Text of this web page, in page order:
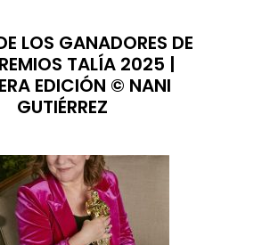
LOS GANADORES DE
TALÍA 2025 |
EDICIÓN © NANI
GUTIÉRREZ